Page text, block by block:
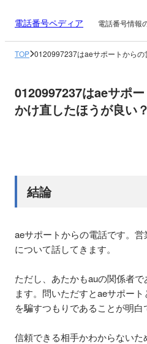
電話番号ペディア 電話番号情報
TOP 0120997237はaeサポートから
0120997237はaeサポ
かけ直したほうが良い
結論
aeサポートからの電話です。
について話してきます。
ただし、あたかもauの関係者
ます。問いただすとaeサポー
を騙すつもりであることが明白
信頼できる相手かわからない